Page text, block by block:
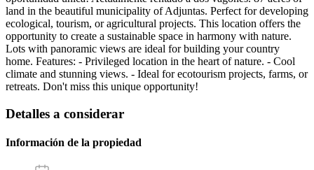
land in the beautiful municipality of Adjuntas. Perfect for developing
ecological, tourism, or agricultural projects. This location offers the
opportunity to create a sustainable space in harmony with nature.
Lots with panoramic views are ideal for building your country
home. Features: - Privileged location in the heart of nature. - Cool
climate and stunning views. - Ideal for ecotourism projects, farms, or
retreats. Don't miss this unique opportunity!
Detalles a considerar
Información de la propiedad